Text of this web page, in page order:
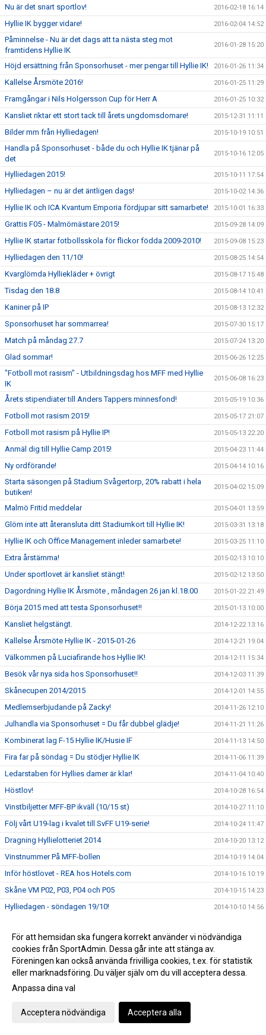
Nu är det snart sportlov! 2016-02-18 16:14
Hyllie IK bygger vidare! 2016-02-04 14:52
Påminnelse - Nu är det dags att ta nästa steg mot
framtidens Hyllie IK
2016-01-28 15:20
Höjd ersättning från Sponsorhuset - mer pengar till Hyllie IK! 2016-01-26 11:34
Kallelse Årsmöte 2016! 2016-01-25 11:29
Framgångar i Nils Holgersson Cup för Herr A 2016-01-25 10:32
Kansliet riktar ett stort tack till årets ungdomsdomare! 2015-12-31 11:11
Bilder mm från Hylliedagen! 2015-10-19 10:51
Handla på Sponsorhuset - både du och Hyllie IK tjänar på
det
2015-10-16 12:05
Hylliedagen 2015! 2015-10-11 17:54
Hylliedagen – nu är det äntligen dags! 2015-10-02 14:36
Hyllie IK och ICA Kvantum Emporia fördjupar sitt samarbete! 2015-10-01 16:33
Grattis F05 - Malmömästare 2015! 2015-09-28 14:09
Hyllie IK startar fotbollsskola för flickor födda 2009-2010! 2015-09-08 15:23
Hylliedagen den 11/10! 2015-08-25 14:54
Kvarglömda Hylliekläder + övrigt 2015-08-17 15:48
Tisdag den 18.8 2015-08-14 10:41
Kaniner på IP 2015-08-13 12:32
Sponsorhuset har sommarrea! 2015-07-30 15:17
Match på måndag 27.7 2015-07-24 13:20
Glad sommar! 2015-06-26 12:25
"Fotboll mot rasism" - Utbildningsdag hos MFF med Hyllie
IK
2015-06-08 16:23
Årets stipendiater till Anders Tappers minnesfond! 2015-05-19 10:36
Fotboll mot rasism 2015! 2015-05-17 21:07
Fotboll mot rasism på Hyllie IP! 2015-05-13 22:20
Anmäl dig till Hyllie Camp 2015! 2015-04-23 11:44
Ny ordförande! 2015-04-14 10:16
Starta säsongen på Stadium Svågertorp, 20% rabatt i hela
butiken!
2015-04-02 15:09
Malmö Fritid meddelar 2015-04-01 13:59
Glöm inte att återansluta ditt Stadiumkort till Hyllie IK! 2015-03-31 13:18
Hyllie IK och Office Management inleder samarbete! 2015-03-25 11:10
Extra årstämma! 2015-02-13 10:10
Under sportlovet är kansliet stängt! 2015-02-12 13:50
Dagordning Hyllie IK Årsmöte , måndagen 26 jan kl.18.00 2015-01-22 21:49
Börja 2015 med att testa Sponsorhuset!! 2015-01-13 10:00
Kansliet helgstängt. 2014-12-22 13:16
Kallelse Årsmöte Hyllie IK - 2015-01-26 2014-12-21 19:04
Välkommen på Luciafirande hos Hyllie IK! 2014-12-11 15:34
Besök vår nya sida hos Sponsorhuset!! 2014-12-03 11:39
Skånecupen 2014/2015 2014-12-01 14:55
Medlemserbjudande på Zacky! 2014-11-26 12:10
Julhandla via Sponsorhuset = Du får dubbel glädje! 2014-11-21 11:26
Kombinerat lag F-15 Hyllie IK/Husie IF 2014-11-13 14:50
Fira far på söndag = Du stödjer Hyllie IK 2014-11-06 11:39
Ledarstaben för Hyllies damer är klar! 2014-11-04 10:40
Höstlov! 2014-10-28 16:54
Vinstbiljetter MFF-BP ikväll (10/15 st) 2014-10-27 11:10
Följ vårt U19-lag i kvalet till SvFF U19-serie! 2014-10-24 11:47
Dragning Hyllielotteriet 2014 2014-10-20 13:12
Vinstnummer På MFF-bollen 2014-10-19 14:04
Inför höstlovet - REA hos Hotels.com 2014-10-16 10:19
Skåne VM P02, P03, P04 och P05 2014-10-15 14:23
Hylliedagen - söndagen 19/10! 2014-10-10 14:56
Boka hotellet via Sponsorhuset 2014-10-08 11:28
Tränarutbildningar hösten 2014 2014-10-06 11:58
Erbjudande via Sponsorhuset! 2014-09-29 10:19
Hylliedagen 19:e oktober!
Boka din flygresa via SAS - både du och Hyllie IK får
pengar!
För att hemsidan ska fungera korrekt använder vi nödvändiga
cookies från SportAdmin. Dessa går inte att stänga av.
Föreningen kan också använda frivilliga cookies, t.ex. för statistik
eller marknadsföring. Du väljer själv om du vill acceptera dessa.
Anpassa dina val
Acceptera nödvändiga Acceptera alla